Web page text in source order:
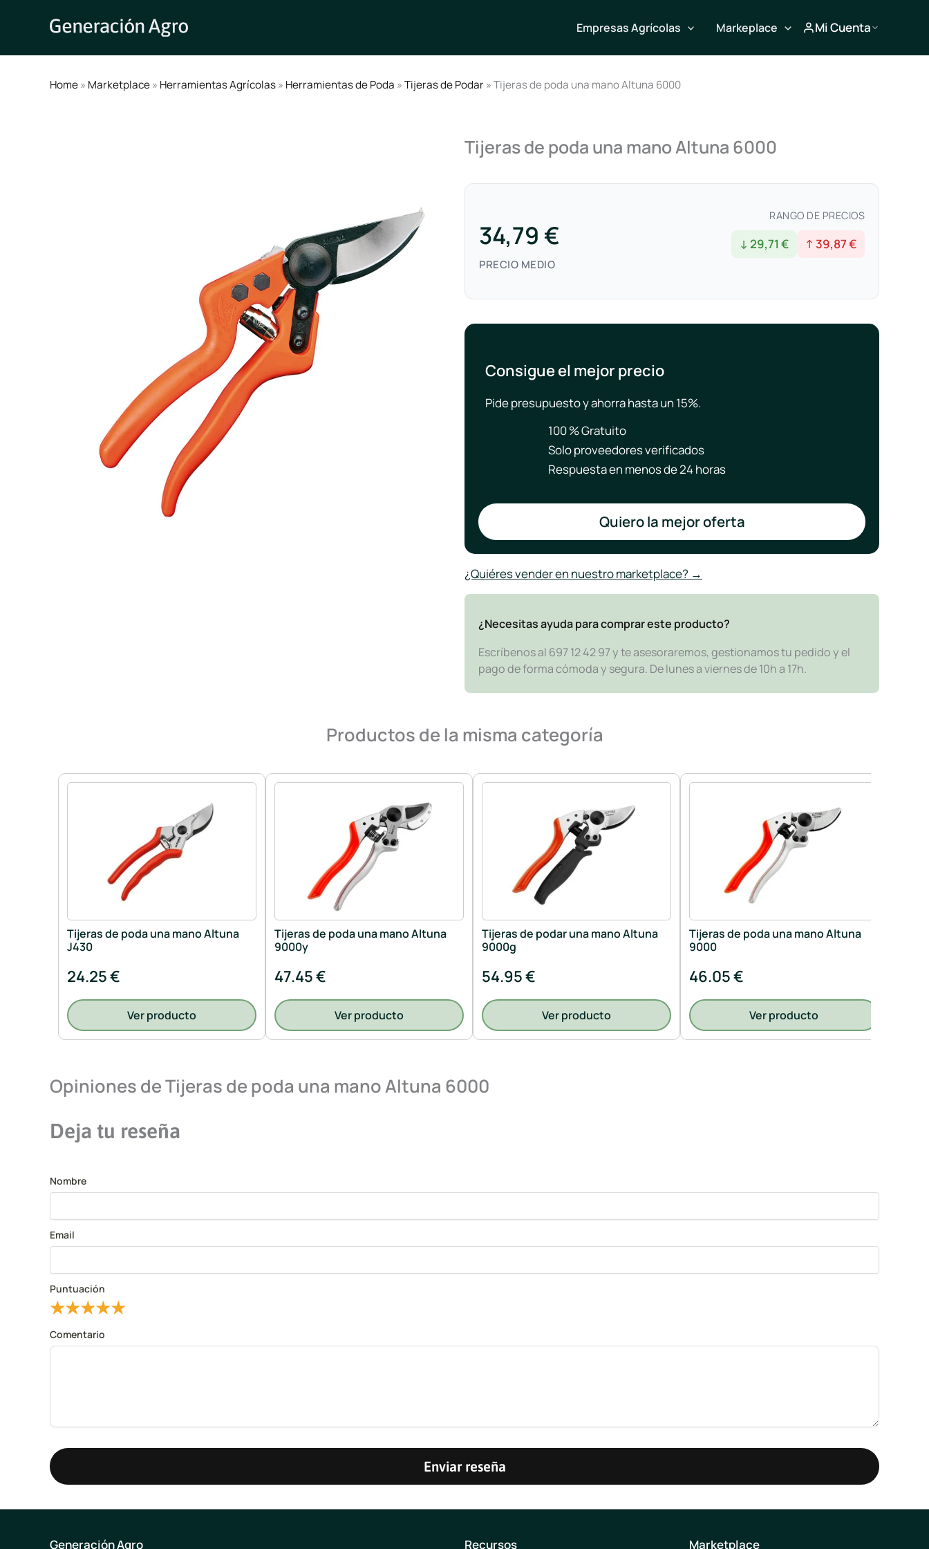
Empresas Agrícolas Markeplace Mi Cuenta
Home» Marketplace» Herramientas Agrícolas» Herramientas de Poda »Tijeras de Podar» Tijeras de poda una mano Altuna 6000
Tijeras de poda una mano Altuna 6000
34,79 €
PRECIO MEDIO
RANGO DE PRECIOS
↓ 29,71 € ↑ 39,87 €
Consigue el mejor precio
Pide presupuesto y ahorra hasta un 15%.
100 % Gratuito
Solo proveedores verificados
Respuesta en menos de 24 horas
Quiero la mejor oferta
¿Quiéres vender en nuestro marketplace? →
¿Necesitas ayuda para comprar este producto?
Escríbenos al 697 12 42 97 y te asesoraremos, gestionamos tu pedido y el
pago de forma cómoda y segura. De lunes a viernes de 10h a 17h.
Productos de la misma categoría
Tijeras de poda una mano Altuna
J430
24.25 €
Ver producto
Tijeras de poda una mano Altuna
9000y
47.45 €
Ver producto
Tijeras de podar una mano Altuna
9000g
54.95 €
Ver producto
Tijeras de poda una mano Altuna
9000
46.05 €
Ver producto
Opiniones de Tijeras de poda una mano Altuna 6000
Deja tu reseña
Nombre
Email
Puntuación
★
★
★
★
★
Comentario
Enviar reseña
Generación Agro Recursos Marketplace